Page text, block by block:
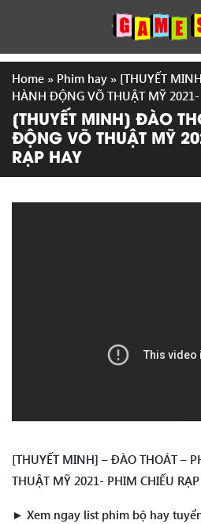
Home » Phim hay » [THUYẾT
HÀNH ĐỘNG VÕ THUẬT MỸ
[THUYẾT MINH] ĐÀO
ĐỘNG VÕ THUẬT MỸ
RẠP HAY
[THUYẾT MINH] – ĐÀO THOÁT –
THUẬT MỸ 2021- PHIM CHIẾU
► Xem ngay list phim bộ hay